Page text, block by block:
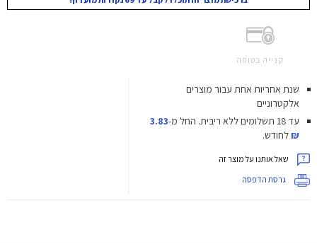
קנייה בטוחה
שנת אחריות אחת עבור מוצרים
אלקטרוניים
עד 18 תשלומים ללא ריבית.
החל מ-3.83
₪לחודש.
שאל אותנו על מוצר זה
גרסת הדפסה